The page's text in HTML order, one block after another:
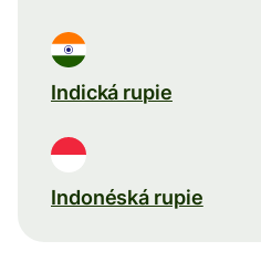
Indická rupie
Indonéská rupie